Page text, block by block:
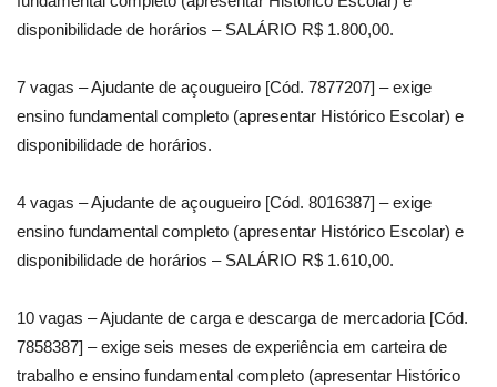
disponibilidade de horários – SALÁRIO R$ 1.800,00.
7 vagas – Ajudante de açougueiro [Cód. 7877207] – exige
ensino fundamental completo (apresentar Histórico Escolar) e
disponibilidade de horários.
4 vagas – Ajudante de açougueiro [Cód. 8016387] – exige
ensino fundamental completo (apresentar Histórico Escolar) e
disponibilidade de horários – SALÁRIO R$ 1.610,00.
10 vagas – Ajudante de carga e descarga de mercadoria [Cód.
7858387] – exige seis meses de experiência em carteira de
trabalho e ensino fundamental completo (apresentar Histórico